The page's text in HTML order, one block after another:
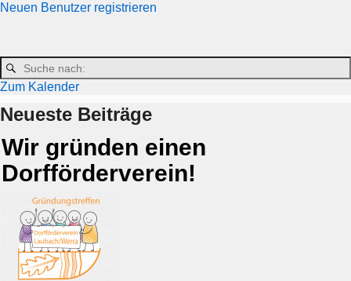
Neuen Benutzer registrieren
Zum Kalender
Neueste Beiträge
Wir gründen einen
Dorfförderverein!